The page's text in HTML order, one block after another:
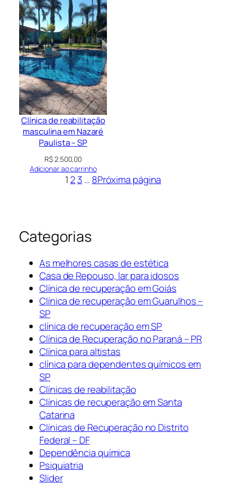
Clínica de reabilitação
masculina em Nazaré
Paulista – SP
R$2.500,00
Adicionar ao carrinho
1 23 … 8Próxima página
Categorias
As melhores casas de estética
Casa de Repouso, lar para idosos
Clínica de recuperação em Goiás
Clínica de recuperação em Guarulhos –
SP
clínica de recuperação em SP
Clínica de Recuperação no Paraná – PR
Clínica para altistas
clínica para dependentes químicos em
SP
Clínicas de reabilitação
Clínicas de recuperação em Santa
Catarina
Clínicas de Recuperação no Distrito
Federal – DF
Dependência química
Psiquiatria
Slider